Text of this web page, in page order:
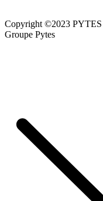
Copyright ©2023 PYTES
Groupe Pytes